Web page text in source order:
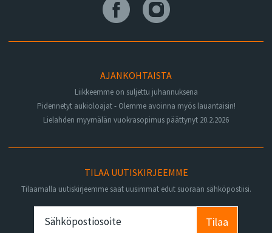
AJANKOHTAISTA
Liikkeemme on suljettu juhannuksena
Pidennetyt aukioloajat - Olemme avoinna myös lauantaisin!
Lielahden myymälän vuokrasopimus päättynyt 20.2.2026
TILAA UUTISKIRJEEMME
Tilaamalla uutiskirjeemme saat uusimmat edut suoraan sähköpostiisi.
Tilaa